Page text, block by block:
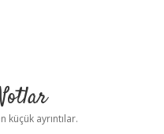
küçük ayrıntılar.